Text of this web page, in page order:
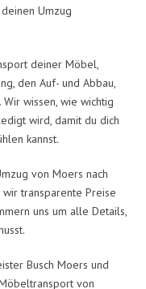
Umzug
deiner Möbel,
den Auf- und Abbau,
wissen, wie wichtig
wird, damit du dich
kannst.
von Moers nach
transparente Preise
uns um alle Details,
Busch Moers und
von